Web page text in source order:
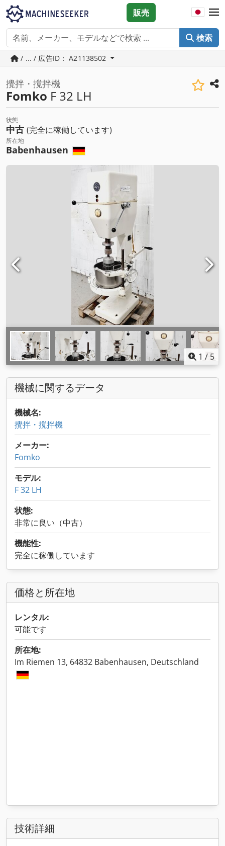
検索
販売
/ ... / 広告ID： A21138502
攪拌・撹拌機
Fomko F 32 LH
状態
中古 (完全に稼働しています)
所在地
Babenhausen
1 / 5
機械に関するデータ
機械名:
攪拌・撹拌機
メーカー:
Fomko
モデル:
F 32 LH
状態:
非常に良い（中古）
機能性:
完全に稼働しています
価格と所在地
レンタル:
可能です
所在地:
Im Riemen 13, 64832 Babenhausen, Deutschland
技術詳細